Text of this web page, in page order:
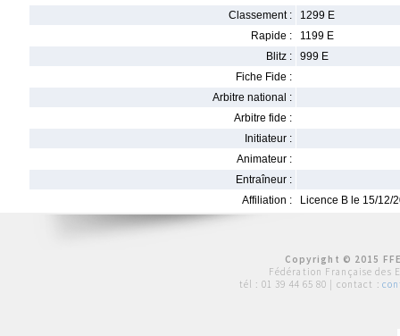
Classement :
1299 E
Rapide :
1199 E
Blitz :
999 E
Fiche Fide :
Arbitre national :
Arbitre fide :
Initiateur :
Animateur :
Entraîneur :
Affiliation :
Licence B le 15/12/
Copyright © 2015
Fédération Française des
tél : 01 39 44 65 80 | contact :